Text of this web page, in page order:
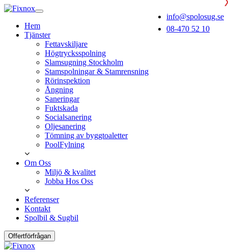
info@spolosug.se
08-470 52 10
Hem
Tjänster
Fettavskiljare
Högtrycksspolning
Slamsugning Stockholm
Stamspolningar & Stamrensning
Rörinspektion
Ångning
Saneringar
Fuktskada
Socialsanering
Oljesanering
Tömning av byggtoaletter
PoolFylning
Om Oss
Miljö & kvalitet
Jobba Hos Oss
Referenser
Kontakt
Spolbil & Sugbil
Offertförfrågan